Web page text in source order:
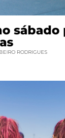
sábado
RODRIGUES